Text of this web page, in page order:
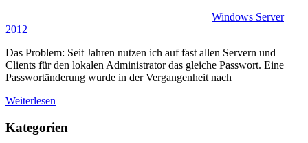
Windows Server
2012
Das Problem: Seit Jahren nutzen ich auf fast allen Servern und
Clients für den lokalen Administrator das gleiche Passwort. Eine
Passwortänderung wurde in der Vergangenheit nach
Weiterlesen
Kategorien